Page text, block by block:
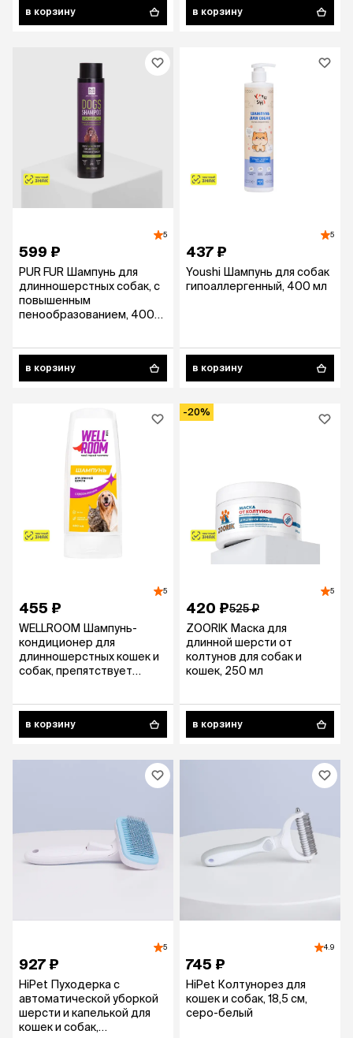
в корзину в корзину
5
599 ₽
PUR FUR Шампунь для
длинношерстных собак, с
повышенным
пенообразованием, 400
в корзину
5
437 ₽
Youshi Шампунь для собак
гипоаллергенный, 400 мл
в корзину
5
455 ₽
WELLROOM Шампунь-
кондиционер для
длинношерстных кошек и
собак, препятствует
в корзину
-20%
5
420 ₽525 ₽
ZOORIK Маска для
длинной шерсти от
колтунов для собак и
кошек, 250 мл
в корзину
5
927 ₽
HiPet Пуходерка с
автоматической уборкой
шерсти и капелькой для
кошек и собак,
4.9
745 ₽
HiPet Колтунорез для
кошек и собак, 18,5 см,
серо-белый